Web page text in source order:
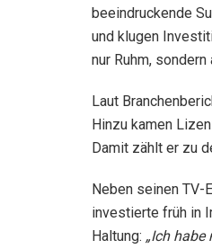
beeindruckende
und klugen
nur Ruhm,
Laut
Hinzu kamen
Damit zählt er zu
Neben seinen TV-
investierte früh in
Haltung: „Ich